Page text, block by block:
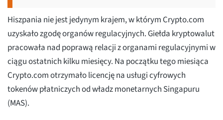
Hiszpania nie jest jedynym krajem, w którym Crypto.com
uzyskało zgodę organów regulacyjnych. Giełda kryptowalut
pracowała nad poprawą relacji z organami regulacyjnymi w
ciągu ostatnich kilku miesięcy. Na początku tego miesiąca
Crypto.com otrzymało licencję na usługi cyfrowych
tokenów płatniczych od władz monetarnych Singapuru
(MAS).